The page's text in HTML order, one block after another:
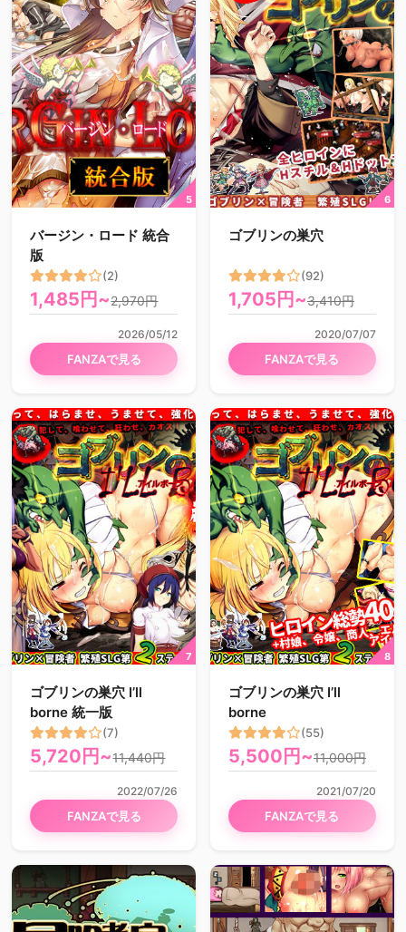
バージン・ロード 統合
版
(2)
1,485円~2,970円
FANZAで見る
2026/05/12
ゴブリンの巣穴
(92)
1,705円~3,410円
FANZAで見る
2020/07/07
ゴブリンの巣穴 I’ll
borne 統一版
(7)
5,720円~11,440円
FANZAで見る
2022/07/26
ゴブリンの巣穴 I’ll
borne
(55)
5,500円~11,000円
FANZAで見る
2021/07/20